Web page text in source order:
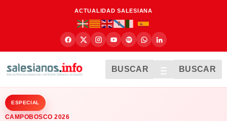
ACTUALIDAD SALESIANA
BUSCAR BUSCAR
ESPECIAL
CAMPOBOSCO 2026